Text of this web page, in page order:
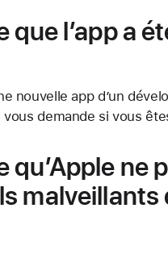
que l’app a
nouvelle app d’un
demande si vous
qu’Apple ne
malveillants